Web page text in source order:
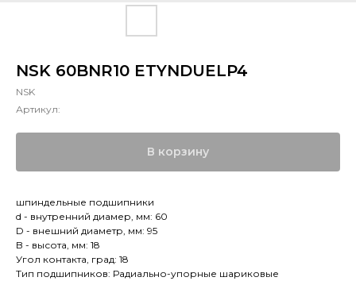
NSK 60BNR10 ETYNDUELP4
NSK
Артикул:
В корзину
шпиндельные подшипники
d - внутренний диамер, мм: 60
D - внешний диаметр, мм: 95
B - высота, мм: 18
Угол контакта, град: 18
Тип подшипников: Радиально-упорные шариковые